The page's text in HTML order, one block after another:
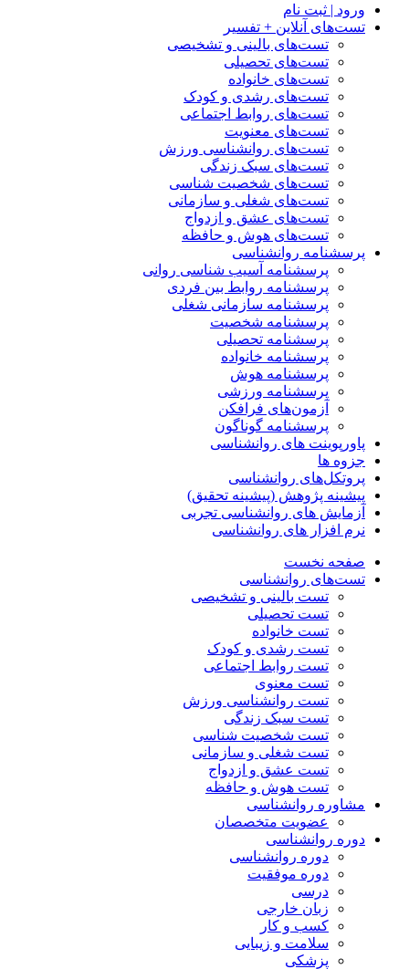
ورود | ثبت نام
تست‌های آنلاین + تفسیر
تست‌های بالینی و تشخیصی
تست‌های تحصیلی
تست‌های خانواده
تست‌های رشدی و کودک
تست‌های روابط اجتماعی
تست‌های معنویت
تست‌های روانشناسی ورزش
تست‌های سبک زندگی
تست‌های شخصیت شناسی
تست‌های شغلی و سازمانی
تست‌های عشق و ازدواج
تست‌های هوش و حافظه
پرسشنامه روانشناسی
پرسشنامه آسیب شناسی روانی
پرسشنامه روابط بین فردی
پرسشنامه سازمانی شغلی
پرسشنامه شخصیت
پرسشنامه تحصیلی
پرسشنامه خانواده
پرسشنامه هوش
پرسشنامه ورزشی
آزمون‌های فرافکن
پرسشنامه گوناگون
پاورپوینت های روانشناسی
جزوه ها
پروتکل‌های روانشناسی
پیشینه پژوهش (پیشینه تحقیق)
آزمایش های روانشناسی تجربی
نرم افزار های روانشناسی
صفحه نخست
تست‌های روانشناسی
تست بالینی و تشخیصی
تست تحصیلی
تست خانواده
تست رشدی و کودک
تست روابط اجتماعی
تست معنوی
تست روانشناسی ورزش
تست سبک زندگی
تست شخصیت شناسی
تست شغلی و سازمانی
تست عشق و ازدواج
تست هوش و حافظه
مشاوره روانشناسی
عضویت متخصصان
دوره روانشناسی
دوره روانشناسی
دوره موفقیت
درسی
زبان خارجی
کسب و کار
سلامت و زیبایی
پزشکی